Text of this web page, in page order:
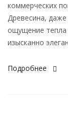
коммерческих
Древесина,
ощущение тепла
изысканно
Подробнее